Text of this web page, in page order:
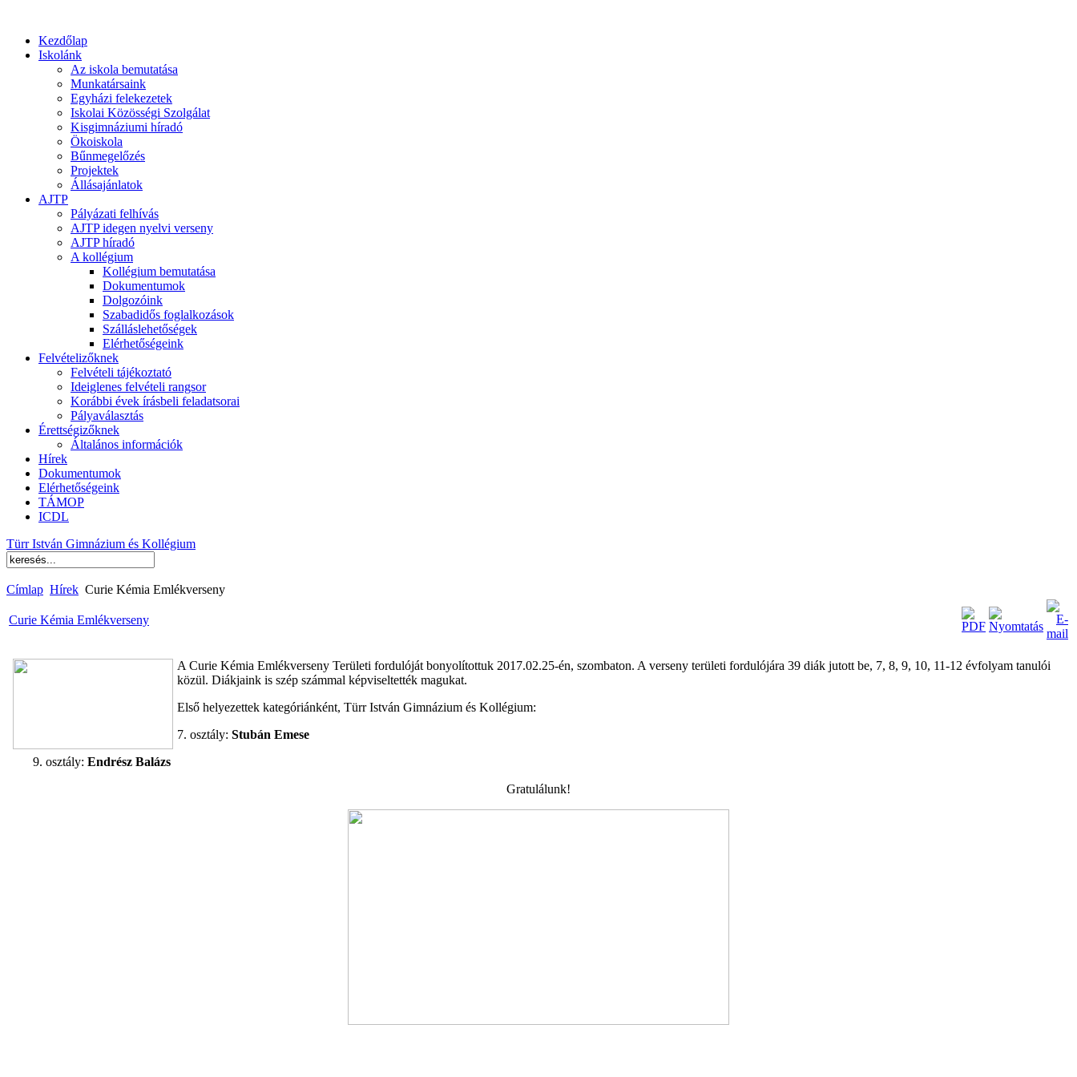
Kezdőlap
Iskolánk
Az iskola bemutatása
Munkatársaink
Egyházi felekezetek
Iskolai Közösségi Szolgálat
Kisgimnáziumi híradó
Ökoiskola
Bűnmegelőzés
Projektek
Állásajánlatok
AJTP
Pályázati felhívás
AJTP idegen nyelvi verseny
AJTP híradó
A kollégium
Kollégium bemutatása
Dokumentumok
Dolgozóink
Szabadidős foglalkozások
Szálláslehetőségek
Elérhetőségeink
Felvételizőknek
Felvételi tájékoztató
Ideiglenes felvételi rangsor
Korábbi évek írásbeli feladatsorai
Pályaválasztás
Érettségizőknek
Általános információk
Hírek
Dokumentumok
Elérhetőségeink
TÁMOP
ICDL
Türr István Gimnázium és Kollégium
Címlap Hírek Curie Kémia Emlékverseny
Curie Kémia Emlékverseny
A Curie Kémia Emlékverseny Területi fordulóját bonyolítottuk 2017.02.25-én, szombaton. A verseny területi fordulójára 39 diák jutott be, 7, 8, 9, 10, 11-12 évfolyam tanulói
közül. Diákjaink is szép számmal képviseltették magukat.
Első helyezettek kategóriánként, Türr István Gimnázium és Kollégium:
7. osztály: Stubán Emese
9. osztály: Endrész Balázs
Gratulálunk!